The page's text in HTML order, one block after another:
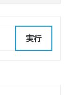
実行